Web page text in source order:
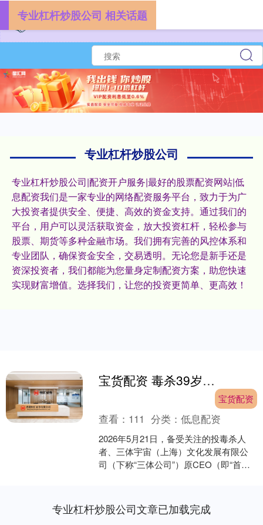
专业杠杆炒股公司
专业杠杆炒股公司|配资开户服务|最好的股票配资网站|低
息配资我们是一家专业的网络配资服务平台，致力于为广
大投资者提供安全、便捷、高效的资金支持。通过我们的
平台，用户可以灵活获取资金，放大投资杠杆，轻松参与
股票、期货等多种金融市场。我们拥有完善的风控体系和
专业团队，确保资金安全，交易透明。无论您是新手还是
资深投资者，我们都能为您量身定制配资方案，助您快速
实现财富增值。选择我们，让您的投资更简单、更高效！
专业杠杆炒股公司 相关话题
宝货配资 毒杀39岁董事长，三体公司原CEO被执行死刑
宝货配资
查看： 111 分类：低息配资
2026年5月21日，备受关注的投毒杀人
者、三体宇宙（上海）文化发展有限公
司（下称“三体公司”）原CEO（即“首席
专业杠杆炒股公司文章已加载完成